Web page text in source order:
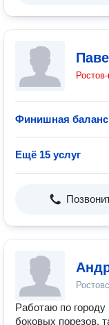
Финишная
Ещё 15 услуг
Работаю по городу
боковых порезов,